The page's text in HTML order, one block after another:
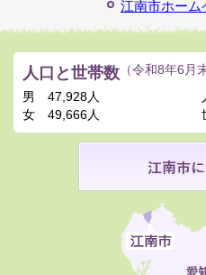
江南市ホーム
人口と世帯数 （令和8年6月
男
47,928人
女
49,666人